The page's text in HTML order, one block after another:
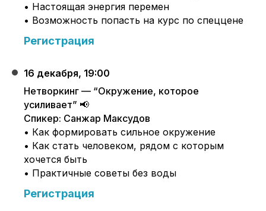
• Настоящая энергия перемен
• Возможность попасть на курс по спеццене
Регистрация
16 декабря, 19:00
Нетворкинг — “Окружение, которое
усиливает” 📢
Спикер: Санжар Максудов
• Как формировать сильное окружение
• Как стать человеком, рядом с которым
хочется быть
• Практичные советы без воды
Регистрация